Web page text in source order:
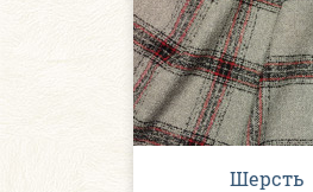
Шерсть